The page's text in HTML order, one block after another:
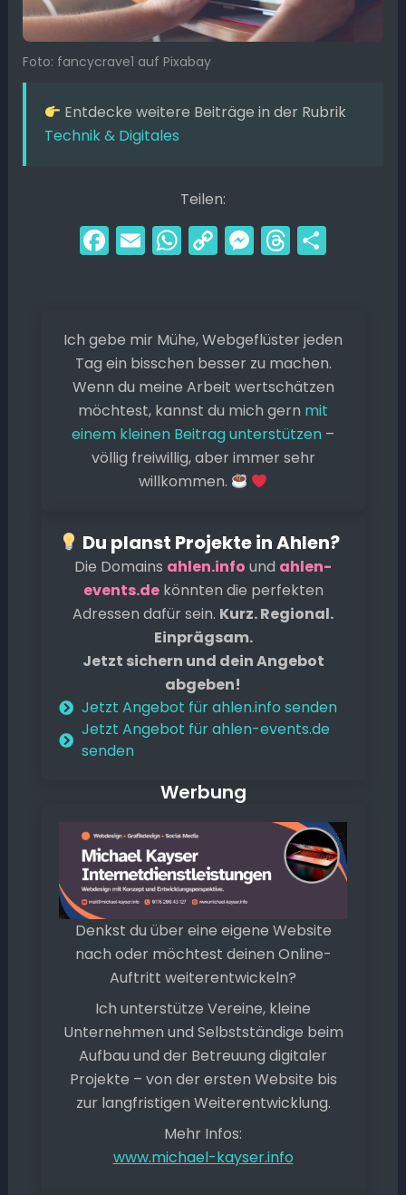
Foto: fancycrave1 auf Pixabay
Entdecke weitere Beiträge in der Rubrik
Technik & Digitales
Teilen:
F
e
b
o
o
k
E
l
W
ts
A
p
p
C
y
Li
n
k
M
s
e
n
g
er
T
a
d
s
n
Ich gebe mir Mühe, Webgeflüster jeden
Tag ein bisschen besser zu machen.
Wenn du meine Arbeit wertschätzen
möchtest, kannst du mich gern mit
einem kleinen Beitrag unterstützen –
völlig freiwillig, aber immer sehr
willkommen.
Du planst Projekte in Ahlen?
Die Domains ahlen.info und ahlen-
events.dekönnten die perfekten
Adressen dafür sein. Kurz. Regional.
Einprägsam.
Jetzt sichern und dein Angebot
abgeben!
Jetzt Angebot für ahlen.info senden
Jetzt Angebot für ahlen-events.de
senden
Werbung
Denkst du über eine eigene Website
nach oder möchtest deinen Online-
Auftritt weiterentwickeln?
Ich unterstütze Vereine, kleine
Unternehmen und Selbstständige beim
Aufbau und der Betreuung digitaler
Projekte – von der ersten Website bis
zur langfristigen Weiterentwicklung.
Mehr Infos:
www.michael-kayser.info